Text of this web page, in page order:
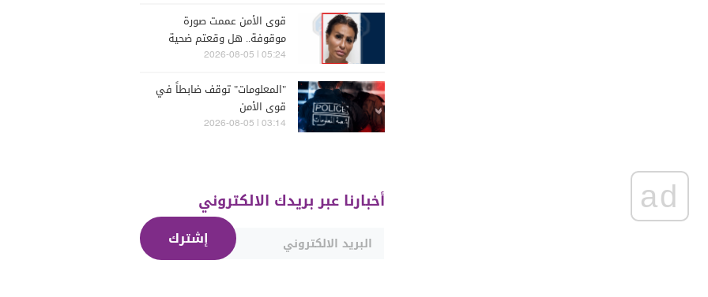
ad
قوى الأمن عممت صورة
موقوفة.. هل وقعتم ضحية
أعمالها؟
05:24 | 2026-08-05
"المعلومات" توقف ضابطاً في
قوى الأمن
03:14 | 2026-08-05
أخبارنا عبر بريدك الالكتروني
إشترك